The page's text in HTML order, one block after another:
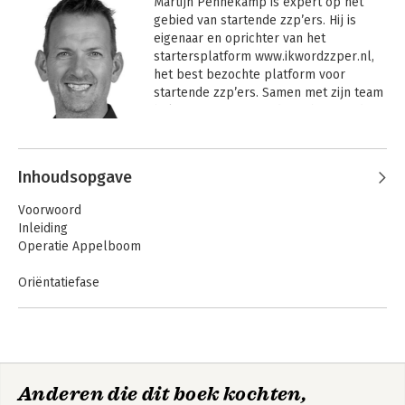
gebied van startende zzp’ers. Hij is
eigenaar en oprichter van het
startersplatform www.ikwordzzper.nl,
het best bezochte platform voor
startende zzp’ers. Samen met zijn team
succesvolle start of doorstart.
Andere boeken door Martijn
Pennekamp
Experttips voor een
Inhoudsopgave
Voorwoord
Inleiding
Operatie Appelboom
Oriëntatiefase
Tip 6. Volg (gratis) trainingen
Anderen die dit boek kochten,